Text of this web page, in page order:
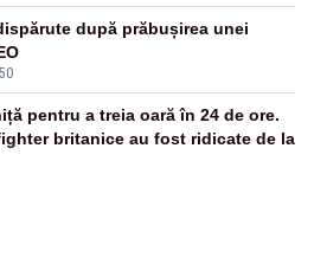
după prăbușirea unei
pentru a treia oară în 24 de ore.
britanice au fost ridicate de la